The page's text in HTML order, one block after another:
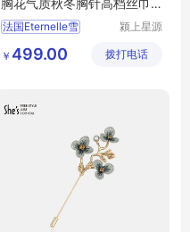
扣生日礼物
法国Eternelle雪
颍上星源
有限公司
￥ 499.00 拨打电话